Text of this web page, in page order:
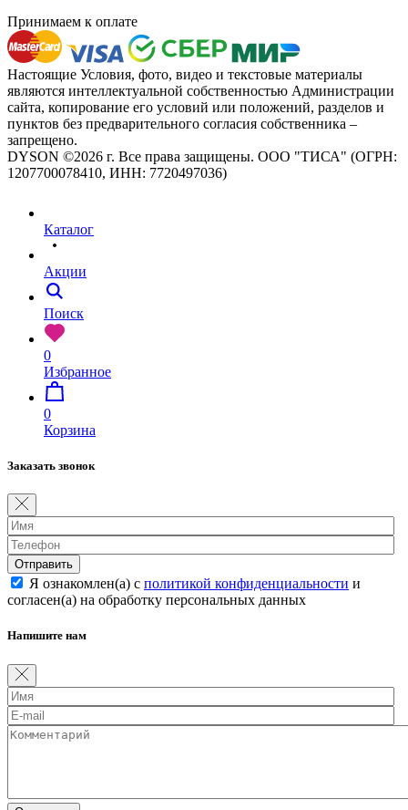
Принимаем к оплате
Настоящие Условия, фото, видео и текстовые материалы
являются интеллектуальной собственностью Администрации
сайта, копирование его условий или положений, разделов и
пунктов без предварительного согласия собственника –
запрещено.
DYSON ©2026 г. Все права защищены. ООО "ТИСА" (ОГРН:
1207700078410, ИНН: 7720497036)
Каталог
Акции
Поиск
0
Избранное
0
Корзина
Заказать звонок
Отправить
Я ознакомлен(а) с политикой конфиденциальности и
согласен(а) на обработку персональных данных
Напишите нам